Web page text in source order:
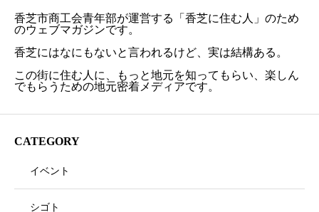
香芝市商工会青年部が運営する「香芝に住む人」のため
のウェブマガジンです。
香芝にはなにもないと言われるけど、実は結構ある。
この街に住む人に、もっと地元を知ってもらい、楽しん
でもらうための地元密着メディアです。
CATEGORY
イベント
シゴト